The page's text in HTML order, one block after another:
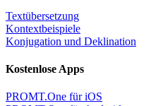
Textübersetzung
Kontextbeispiele
Konjugation und Deklination
Kostenlose Apps
PROMT.One für iOS